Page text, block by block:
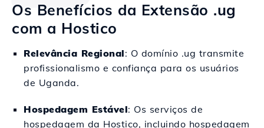
Os Benefícios da Extensão .ug
com a Hostico
Relevância Regional: O domínio .ug transmite
profissionalismo e confiança para os usuários
de Uganda.
Hospedagem Estável: Os serviços de
hospedagem da Hostico, incluindo hospedagem